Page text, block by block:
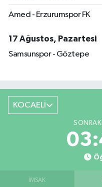
Amed - Erzurumspor FK
17 Ağustos, Pazartesi
Samsunspor - Göztepe
KOCAELİ
İMSAK